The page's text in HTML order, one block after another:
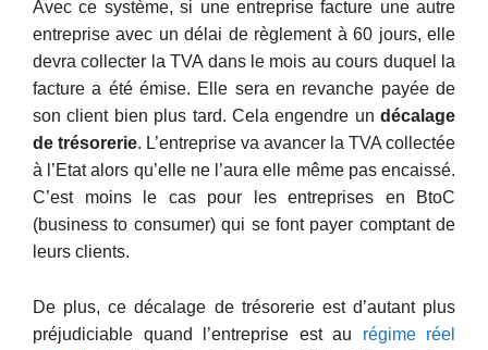
Avec ce système, si une entreprise facture une autre
entreprise avec un délai de règlement à 60 jours, elle
devra collecter la TVA dans le mois au cours duquel la
facture a été émise. Elle sera en revanche payée de
son client bien plus tard. Cela engendre un décalage
de trésorerie. L’entreprise va avancer la TVA collectée
à l’Etat alors qu’elle ne l’aura elle même pas encaissé.
C’est moins le cas pour les entreprises en BtoC
(business to consumer) qui se font payer comptant de
leurs clients.
De plus, ce décalage de trésorerie est d’autant plus
préjudiciable quand l’entreprise est au régime réel